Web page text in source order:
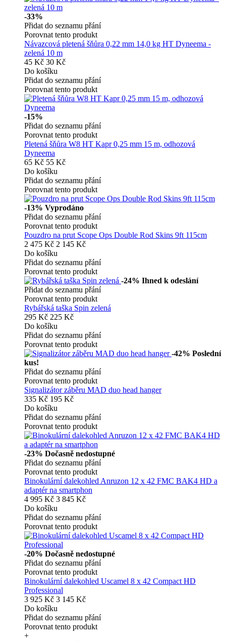
-33%
Přidat do seznamu přání
Porovnat tento produkt
Návazcová pletená šňůra 0,22 mm 14,0 kg HT Dyneema -
zelená 10 m
45 Kč 30 Kč
Do košíku
Přidat do seznamu přání
Porovnat tento produkt
-15%
Přidat do seznamu přání
Porovnat tento produkt
Pletená šňůra W8 HT Kapr 0,25 mm 15 m, odhozová
Dyneema
65 Kč 55 Kč
Do košíku
Přidat do seznamu přání
Porovnat tento produkt
-13% Vyprodáno
Přidat do seznamu přání
Porovnat tento produkt
Pouzdro na prut Scope Ops Double Rod Skins 9ft 115cm
2 475 Kč 2 145 Kč
Do košíku
Přidat do seznamu přání
Porovnat tento produkt
-24% Ihned k odeslání
Přidat do seznamu přání
Porovnat tento produkt
Rybářská taška Spin zelená
295 Kč 225 Kč
Do košíku
Přidat do seznamu přání
Porovnat tento produkt
-42% Poslední
kus!
Přidat do seznamu přání
Porovnat tento produkt
Signalizátor záběru MAD duo head hanger
335 Kč 195 Kč
Do košíku
Přidat do seznamu přání
Porovnat tento produkt
-23% Dočasně nedostupné
Přidat do seznamu přání
Porovnat tento produkt
Binokulární dalekohled Anruzon 12 x 42 FMC BAK4 HD a
adaptér na smartphon
4 995 Kč 3 845 Kč
Do košíku
Přidat do seznamu přání
Porovnat tento produkt
-20% Dočasně nedostupné
Přidat do seznamu přání
Porovnat tento produkt
Binokulární dalekohled Uscamel 8 x 42 Compact HD
Professional
3 925 Kč 3 145 Kč
Do košíku
Přidat do seznamu přání
Porovnat tento produkt
+